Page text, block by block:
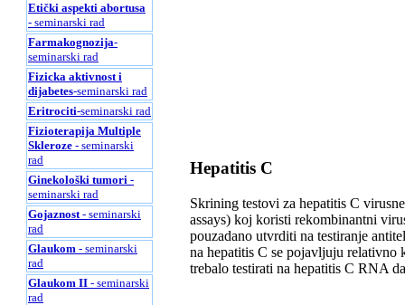
Etički aspekti abortusa
- seminarski rad
Farmakognozija-
seminarski rad
Fizicka aktivnost i
dijabetes-seminarski rad
Eritrociti-seminarski rad
Fizioterapija Multiple
Skleroze - seminarski
rad
Ginekološki tumori -
seminarski rad
Gojaznost- seminarski
rad
Glaukom - seminarski
rad
Glaukom II - seminarski
rad
Hepatitis C
Skrining testovi za hepatitis C
assays) koj koristi rekombinantni
pouzadano utvrditi na testiranje
na hepatitis C se pojavljuju relativno
trebalo testirati na hepatitis C RNA